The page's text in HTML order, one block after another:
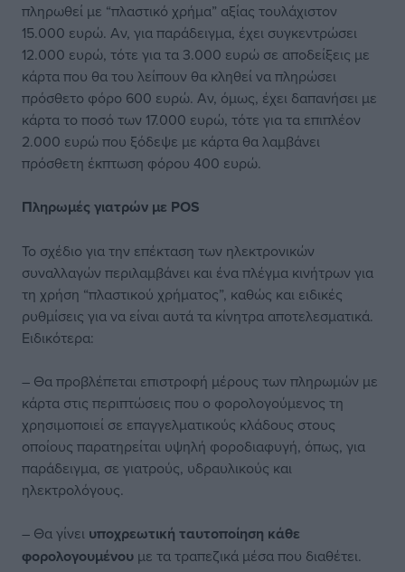
πληρωθεί με “πλαστικό χρήμα” αξίας τουλάχιστον
15.000 ευρώ. Αν, για παράδειγμα, έχει συγκεντρώσει
12.000 ευρώ, τότε για τα 3.000 ευρώ σε αποδείξεις με
κάρτα που θα του λείπουν θα κληθεί να πληρώσει
πρόσθετο φόρο 600 ευρώ. Αν, όμως, έχει δαπανήσει με
κάρτα το ποσό των 17.000 ευρώ, τότε για τα επιπλέον
2.000 ευρώ που ξόδεψε με κάρτα θα λαμβάνει
πρόσθετη έκπτωση φόρου 400 ευρώ.
Πληρωμές γιατρών με POS
Το σχέδιο για την επέκταση των ηλεκτρονικών
συναλλαγών περιλαμβάνει και ένα πλέγμα κινήτρων για
τη χρήση “πλαστικού χρήματος”, καθώς και ειδικές
ρυθμίσεις για να είναι αυτά τα κίνητρα αποτελεσματικά.
Ειδικότερα:
– Θα προβλέπεται επιστροφή μέρους των πληρωμών με
κάρτα στις περιπτώσεις που ο φορολογούμενος τη
χρησιμοποιεί σε επαγγελματικούς κλάδους στους
οποίους παρατηρείται υψηλή φοροδιαφυγή, όπως, για
παράδειγμα, σε γιατρούς, υδραυλικούς και
ηλεκτρολόγους.
– Θα γίνει υποχρεωτική ταυτοποίηση κάθε
φορολογουμένου με τα τραπεζικά μέσα που διαθέτει.